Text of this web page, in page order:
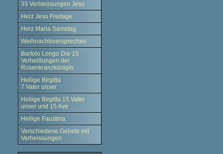
33 Verheissungen Jesu
Herz Jesu Freitage
Herz Maria Samstag
Weihnachtsversprechen
Bartolo Longo Die 15
Verheißungen der
Rosenkranzkönigin
Heilige Birgitta
7 Vater unser
Heilige Birgitta 15 Vater
unser und 15 Ave
Heilige Faustina
Verschiedene Gebete mit
Verheissungen